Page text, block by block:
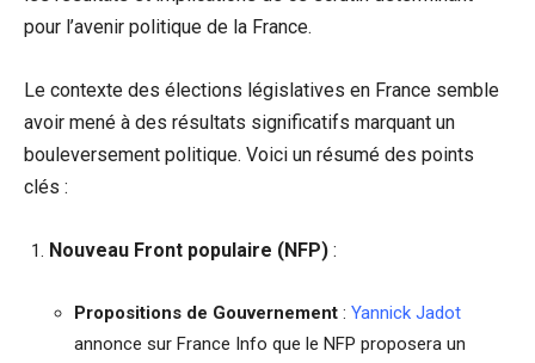
pour l’avenir politique de la France.
Le contexte des élections législatives en France semble
avoir mené à des résultats significatifs marquant un
bouleversement politique. Voici un résumé des points
clés :
Nouveau Front populaire (NFP) :
Propositions de Gouvernement : Yannick Jadot
annonce sur France Info que le NFP proposera un